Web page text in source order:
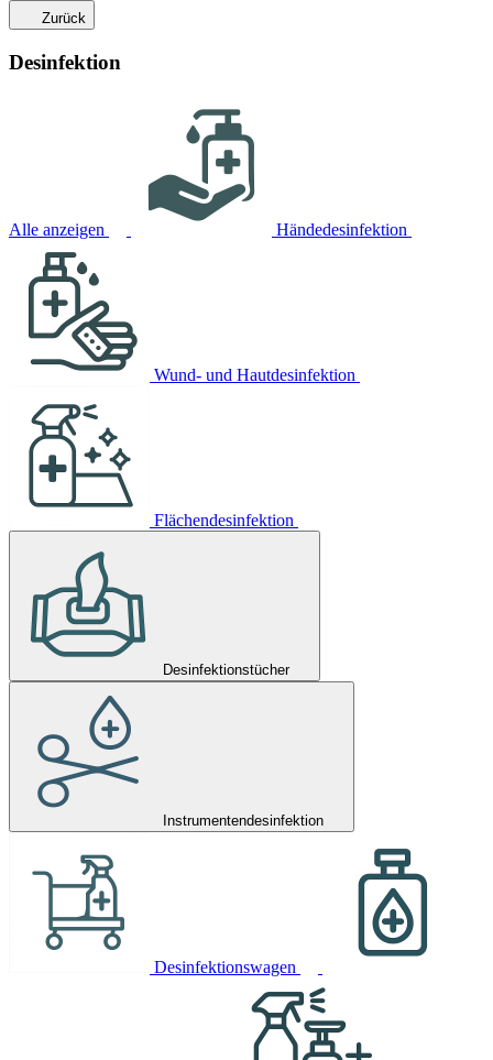
Zurück
Desinfektion
Alle anzeigen Händedesinfektion
Wund- und Hautdesinfektion
Flächendesinfektion
Desinfektionstücher
Instrumentendesinfektion
Desinfektionswagen